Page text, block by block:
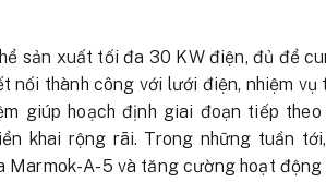
sản xuất tối đa 30 KW điện, đủ để
nối thành công với lưới điện, nhiệm
giúp hoạch định giai đoạn tiếp
khai rộng rãi. Trong những tuần
A-5 và tăng cường hoạt động